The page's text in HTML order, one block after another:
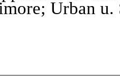
; Urban u.